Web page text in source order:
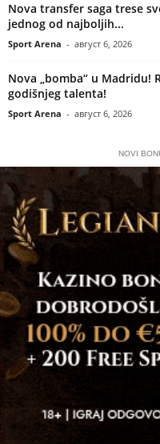
Nova transfer saga trese
jednog od najboljih...
Sport Arena - август 6, 2026
Nova „bomba“ u Madridu!
godišnjeg talenta!
Sport Arena - август 6, 2026
NOVI